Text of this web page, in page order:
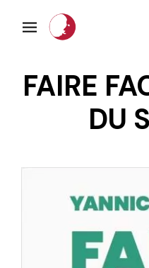
FAIRE
DU